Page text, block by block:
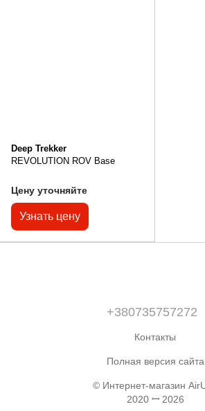
Deep Trekker
REVOLUTION ROV Base
Цену уточняйте
Узнать цену
+380735757272
Контакты
Полная версия сайта
© Интернет-магазин
2020 ꟷ 2026